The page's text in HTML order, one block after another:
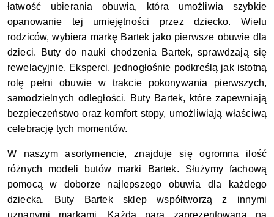
łatwość ubierania obuwia, która umożliwia szybkie
opanowanie tej umiejętności przez dziecko. Wielu
rodziców, wybiera markę Bartek jako pierwsze obuwie dla
dzieci. Buty do nauki chodzenia Bartek, sprawdzają się
rewelacyjnie. Eksperci, jednogłośnie podkreślą jak istotną
rolę pełni obuwie w trakcie pokonywania pierwszych,
samodzielnych odległości. Buty Bartek, które zapewniają
bezpieczeństwo oraz komfort stopy, umożliwiają właściwą
celebrację tych momentów.
W naszym asortymencie, znajduje się ogromna ilość
różnych modeli butów marki Bartek. Służymy fachową
pomocą w doborze najlepszego obuwia dla każdego
dziecka. Buty Bartek sklep współtworzą z innymi